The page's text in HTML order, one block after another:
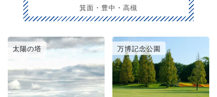
箕面・豊中・高槻
太陽の塔 万博記念公園